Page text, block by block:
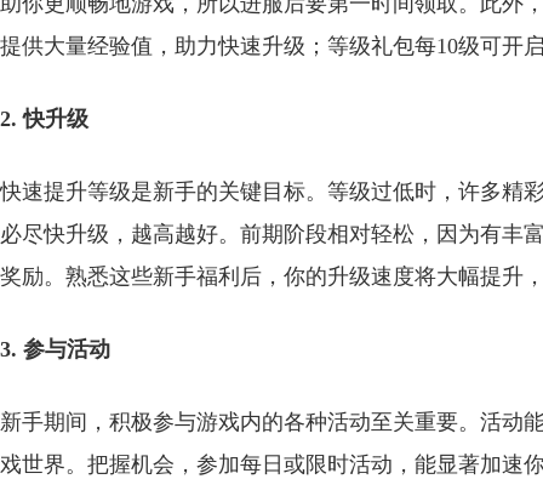
提供大量经验值，助力快速升级；等级礼包每10级可开
2. 快升级
快速提升等级是新手的关键目标。等级过低时，许多精
必尽快升级，越高越好。前期阶段相对轻松，因为有丰
奖励。熟悉这些新手福利后，你的升级速度将大幅提升
3. 参与活动
新手期间，积极参与游戏内的各种活动至关重要。活动
戏世界。把握机会，参加每日或限时活动，能显著加速